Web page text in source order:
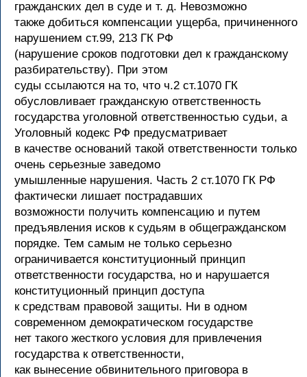
гражданских дел в суде и т. д. Невозможно
также добиться компенсации ущерба, причиненного
нарушением ст.99, 213 ГК РФ
(нарушение сроков подготовки дел к гражданскому
разбирательству). При этом
суды ссылаются на то, что ч.2 ст.1070 ГК
обусловливает гражданскую ответственность
государства уголовной ответственностью судьи, а
Уголовный кодекс РФ предусматривает
в качестве оснований такой ответственности только
очень серьезные заведомо
умышленные нарушения. Часть 2 ст.1070 ГК РФ
фактически лишает пострадавших
возможности получить компенсацию и путем
предъявления исков к судьям в общегражданском
порядке. Тем самым не только серьезно
ограничивается конституционный принцип
ответственности государства, но и нарушается
конституционный принцип доступа
к средствам правовой защиты. Ни в одном
современном демократическом государстве
нет такого жесткого условия для привлечения
государства к ответственности,
как вынесение обвинительного приговора в